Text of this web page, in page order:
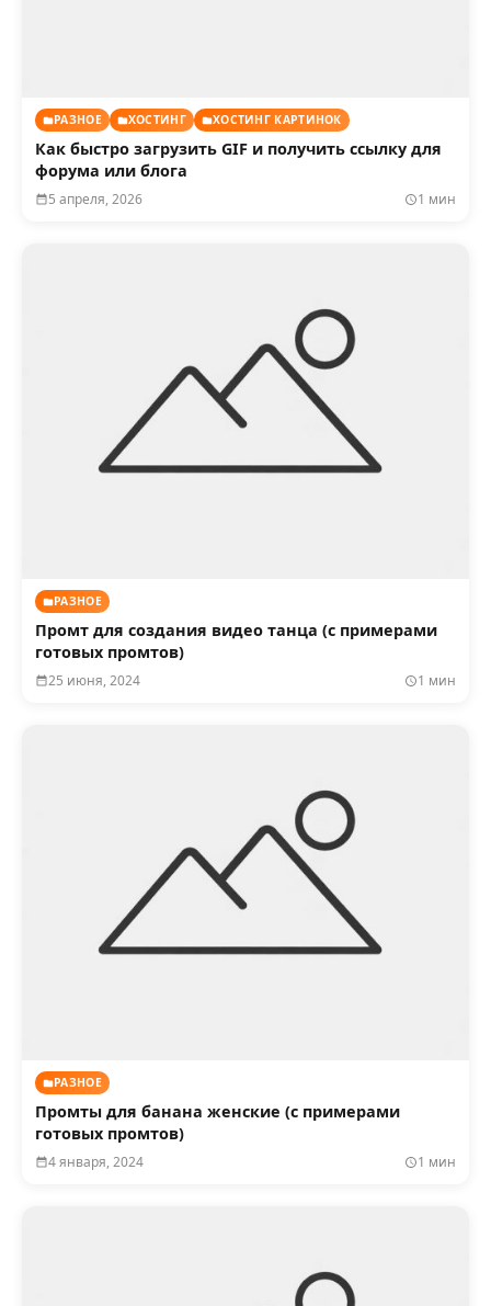
РАЗНОЕ ХОСТИНГ ХОСТИНГ КАРТИНОК
Как быстро загрузить GIF и получить ссылку для
форума или блога
5 апреля, 2026 1 мин
РАЗНОЕ
Промт для создания видео танца (с примерами
готовых промтов)
25 июня, 2024 1 мин
РАЗНОЕ
Промты для банана женские (с примерами
готовых промтов)
4 января, 2024 1 мин